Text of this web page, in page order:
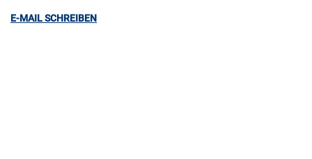
E-MAIL SCHREIBEN